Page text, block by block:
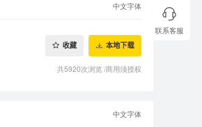
中文字体
收藏 本地下载
共5920次浏览/商用须授权
中文字体
联系客服